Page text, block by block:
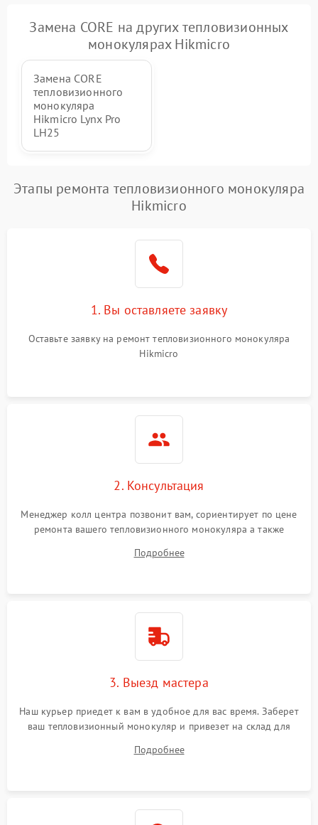
Замена CORE на других тепловизионных
монокулярах Hikmicro
Замена CORE
тепловизионного
монокуляра
Hikmicro Lynx Pro
LH25
Этапы ремонта тепловизионного монокуляра
Hikmicro
1. Вы оставляете заявку
Оставьте заявку на ремонт тепловизионного монокуляра
Hikmicro
2. Консультация
Менеджер колл центра позвонит вам, сориентирует по цене
ремонта вашего тепловизионного монокуляра а также
Подробнее
3. Выезд мастера
Наш курьер приедет к вам в удобное для вас время. Заберет
ваш тепловизионный монокуляр и привезет на склад для
Подробнее